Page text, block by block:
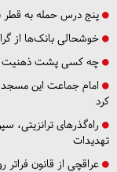
پنج درس‌ حمله به قطر
خوشحالی بانک‌ها از
چه کسی پشت ذهنیت
کرد
راه‌گذرهای ترانزیتی،
تهدیدات
عراقچی از قانون